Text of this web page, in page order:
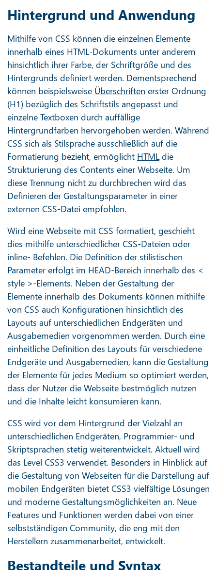
Hintergrund und Anwendung
Mithilfe von CSS können die einzelnen Elemente
innerhalb eines HTML-Dokuments unter anderem
hinsichtlich ihrer Farbe, der Schriftgröße und des
Hintergrunds definiert werden. Dementsprechend
können beispielsweise Überschriften erster Ordnung
(H1) bezüglich des Schriftstils angepasst und
einzelne Textboxen durch auffällige
Hintergrundfarben hervorgehoben werden. Während
CSS sich als Stilsprache ausschließlich auf die
Formatierung bezieht, ermöglicht HTMLdie
Strukturierung des Contents einer Webseite. Um
diese Trennung nicht zu durchbrechen wird das
Definieren der Gestaltungsparameter in einer
externen CSS-Datei empfohlen.
Wird eine Webseite mit CSS formatiert, geschieht
dies mithilfe unterschiedlicher CSS-Dateien oder
inline- Befehlen. Die Definition der stilistischen
Parameter erfolgt im HEAD-Bereich innerhalb des <
style >-Elements. Neben der Gestaltung der
Elemente innerhalb des Dokuments können mithilfe
von CSS auch Konfigurationen hinsichtlich des
Layouts auf unterschiedlichen Endgeräten und
Ausgabemedien vorgenommen werden. Durch eine
einheitliche Definition des Layouts für verschiedene
Endgeräte und Ausgabemedien, kann die Gestaltung
der Elemente für jedes Medium so optimiert werden,
dass der Nutzer die Webseite bestmöglich nutzen
und die Inhalte leicht konsumieren kann.
CSS wird vor dem Hintergrund der Vielzahl an
unterschiedlichen Endgeräten, Programmier- und
Skriptsprachen stetig weiterentwickelt. Aktuell wird
das Level CSS3 verwendet. Besonders in Hinblick auf
die Gestaltung von Webseiten für die Darstellung auf
mobilen Endgeräten bietet CSS3 vielfältige Lösungen
und moderne Gestaltungsmöglichkeiten an. Neue
Features und Funktionen werden dabei von einer
selbstständigen Community, die eng mit den
Herstellern zusammenarbeitet, entwickelt.
Bestandteile und Syntax